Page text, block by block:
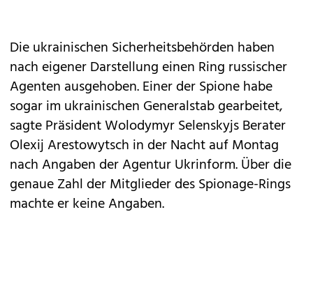
Die ukrainischen Sicherheitsbehörden haben
nach eigener Darstellung einen Ring russischer
Agenten ausgehoben. Einer der Spione habe
sogar im ukrainischen Generalstab gearbeitet,
sagte Präsident Wolodymyr Selenskyjs Berater
Olexij Arestowytsch in der Nacht auf Montag
nach Angaben der Agentur Ukrinform. Über die
genaue Zahl der Mitglieder des Spionage-Rings
machte er keine Angaben.